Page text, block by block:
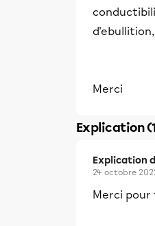
Merci
Explication
Explication
24 octobre
Merci pour